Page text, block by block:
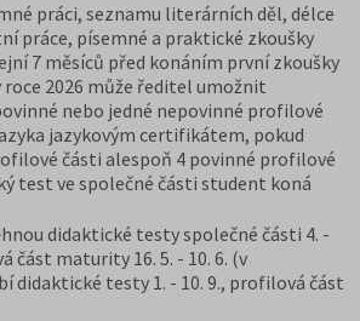
práci, seznamu literárních děl, délce
práce, písemné a praktické zkoušky
7 měsíců před konáním první zkoušky
2026 může ředitel umožnit
nebo jedné nepovinné profilové
jazykovým certifikátem, pokud
části alespoň 4 povinné profilové
test ve společné části student koná
didaktické testy společné části 4. -
část maturity 16. 5. - 10. 6. (v
didaktické testy 1. - 10. 9., profilová část